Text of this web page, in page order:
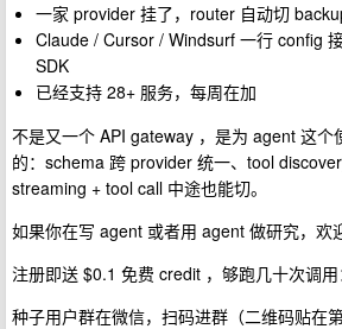
一家 provider 挂了，router 自动切
Claude / Cursor / Windsurf 一行 config
SDK
已经支持 28+ 服务，每周在加
不是又一个 API gateway ，是为 agent 这个
的：schema 跨 provider 统一、tool
streaming + tool call 中途也能切。
如果你在写 agent 或者用 agent 做研究，欢
注册即送 $0.1 免费 credit ，够跑几十次调用
种子用户群在微信，扫码进群（二维码贴在